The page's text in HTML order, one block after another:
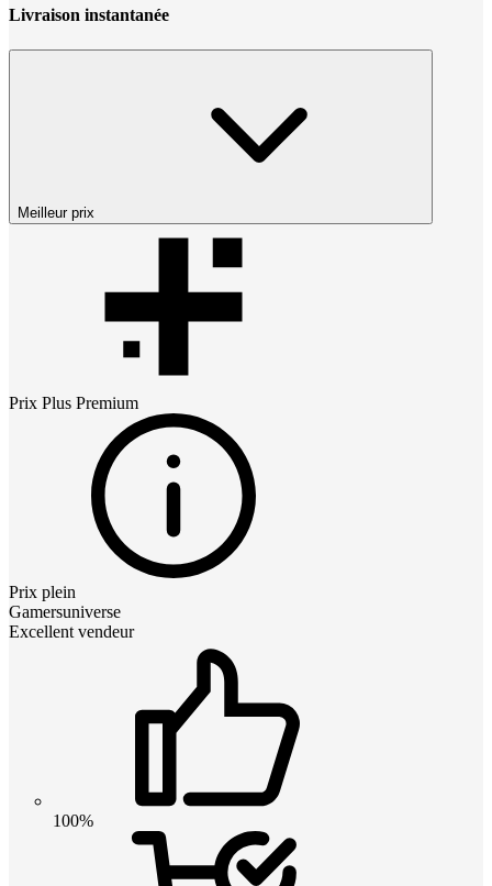
Livraison instantanée
Meilleur prix
Prix Plus Premium
Prix plein
Gamersuniverse
Excellent vendeur
100%